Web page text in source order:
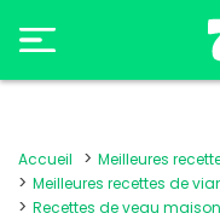
Accueil
Meilleures
Meilleures recettes de
Recettes de veau maison